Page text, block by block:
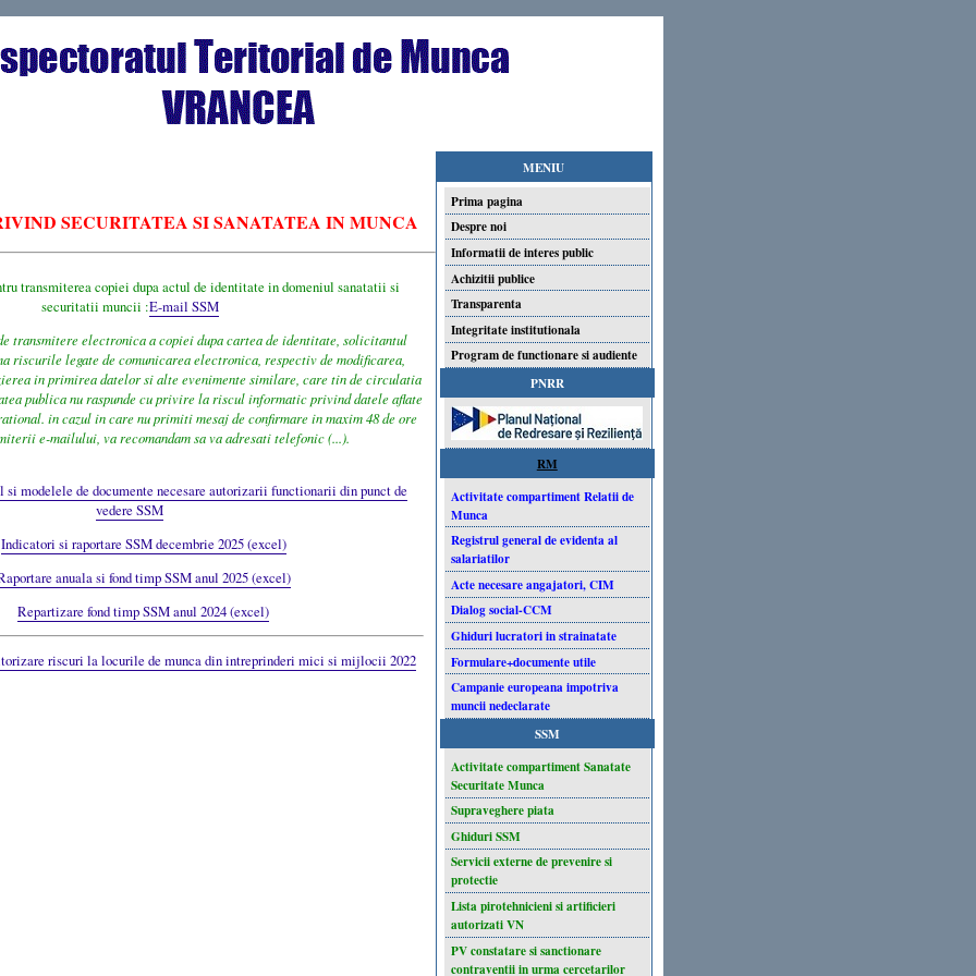
MENIU
Prima pagina
Despre noi
Informatii de interes public
Achizitii publice
Transparenta
Integritate institutionala
Program de functionare si audiente
PNRR
RM
Activitate compartiment Relatii de
Munca
Registrul general de evidenta al
salariatilor
Acte necesare angajatori, CIM
Dialog social-CCM
Ghiduri lucratori in strainatate
Formulare+documente utile
Campanie europeana impotriva
muncii nedeclarate
SSM
Activitate compartiment Sanatate
Securitate Munca
Supraveghere piata
Ghiduri SSM
Servicii externe de prevenire si
protectie
Lista pirotehnicieni si artificieri
autorizati VN
PV constatare si sanctionare
contraventii in urma cercetarilor
SECURITATEA SI SANATATEA IN MUNCA
transmiterea copiei dupa actul de identitate in domeniul sanatatii si
securitatii muncii :E-mail SSM
transmitere electronica a copiei dupa cartea de identitate, solicitantul
riscurile legate de comunicarea electronica, respectiv de modificarea,
in primirea datelor si alte evenimente similare, care tin de circulatia
publica nu raspunde cu privire la riscul informatic privind datele aflate
in cazul in care nu primiti mesaj de confirmare in maxim 48 de ore
e-mailului, va recomandam sa va adresati telefonic (...).
si modelele de documente necesare autorizarii functionarii din punct de
vedere SSM
Indicatori si raportare SSM decembrie 2025 (excel)
anuala si fond timp SSM anul 2025 (excel)
Repartizare fond timp SSM anul 2024 (excel)
riscuri la locurile de munca din intreprinderi mici si mijlocii 2022